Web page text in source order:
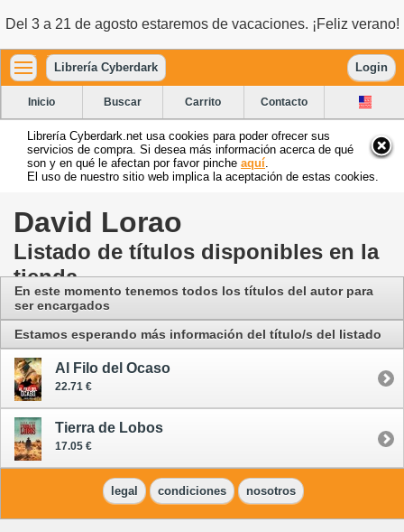
Del 3 a 21 de agosto estaremos de vacaciones. ¡Feliz verano!
Librería Cyberdark Login
Inicio Buscar Carrito Contacto
Librería Cyberdark.net usa cookies para poder ofrecer sus
servicios de compra. Si desea más información acerca de qué
son y en qué le afectan por favor pinche aquí
El uso de nuestro sitio web implica la aceptación de estas cookies.
David Lorao
Listado de títulos disponibles en la
tienda
En este momento tenemos todos los títulos del autor para
ser encargados
Estamos esperando más información del título/s del listado
Al Filo del Ocaso
22.71 €
Tierra de Lobos
17.05 €
legal condiciones nosotros